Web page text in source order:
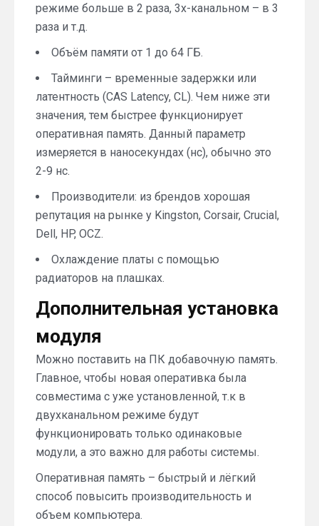
режиме больше в 2 раза, 3х-канальном – в 3
раза и т.д.
Объём памяти от 1 до 64 ГБ.
Тайминги – временные задержки или
латентность (CAS Latency, CL). Чем ниже эти
значения, тем быстрее функционирует
оперативная память. Данный параметр
измеряется в наносекундах (нс), обычно это
2-9 нс.
Производители: из брендов хорошая
репутация на рынке у Kingston, Corsair, Crucial,
Dell, HP, OCZ.
Охлаждение платы с помощью
радиаторов на плашках.
Дополнительная установка
модуля
Можно поставить на ПК добавочную память.
Главное, чтобы новая оперативка была
совместима с уже установленной, т.к в
двухканальном режиме будут
функционировать только одинаковые
модули, а это важно для работы системы.
Оперативная память – быстрый и лёгкий
способ повысить производительность и
объем компьютера.